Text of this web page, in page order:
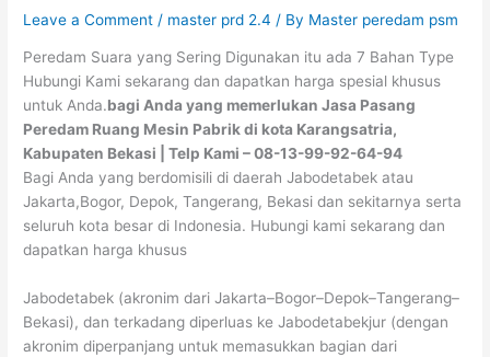
Leave a Comment / master prd 2.4 / By Master peredam psm
Peredam Suara yang Sering Digunakan itu ada 7 Bahan Type
Hubungi Kami sekarang dan dapatkan harga spesial khusus
untuk Anda.bagi Anda yang memerlukan Jasa Pasang
Peredam Ruang Mesin Pabrik di kota Karangsatria,
Kabupaten Bekasi | Telp Kami – 08-13-99-92-64-94
Bagi Anda yang berdomisili di daerah Jabodetabek atau
Jakarta,Bogor, Depok, Tangerang, Bekasi dan sekitarnya serta
seluruh kota besar di Indonesia. Hubungi kami sekarang dan
dapatkan harga khusus
Jabodetabek (akronim dari Jakarta–Bogor–Depok–Tangerang–
Bekasi), dan terkadang diperluas ke Jabodetabekjur (dengan
akronim diperpanjang untuk memasukkan bagian dari